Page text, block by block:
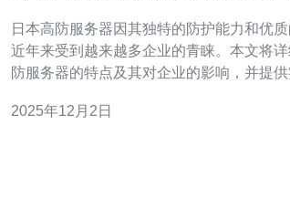
日本高防服务器因其独特的防护能力和优质
近年来受到越来越多企业的青睐。本文将
防服务器的特点及其对企业的影响，并提
策。 1. 高防服务器的基本概念 高防服务器是指具备强大防
2025年12月2日